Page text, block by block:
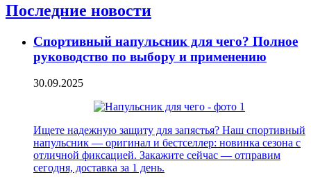
Последние новости
Спортивный напульсник для чего? Полное
руководство по выбору и применению
30.09.2025
Ищете надежную защиту для запястья? Наш спортивный
напульсник — оригинал и бестселлер: новинка сезона с
отличной фиксацией. Закажите сейчас — отправим
сегодня, доставка за 1 день.